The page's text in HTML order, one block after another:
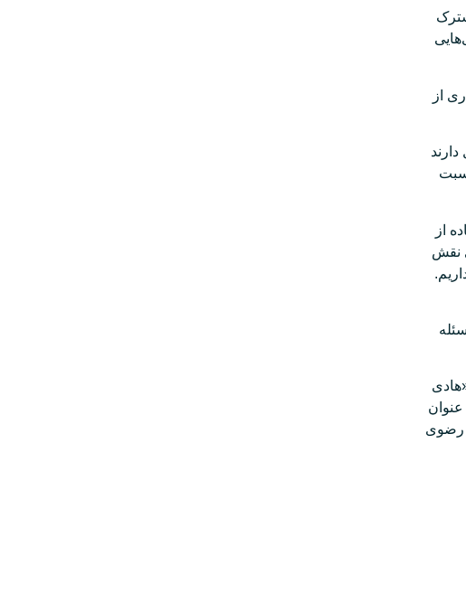
از
از
نقش
رضوی